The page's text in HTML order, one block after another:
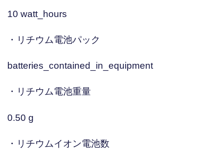
10 watt_hours
・リチウム電池パック
batteries_contained_in_equipment
・リチウム電池重量
0.50 g
・リチウムイオン電池数